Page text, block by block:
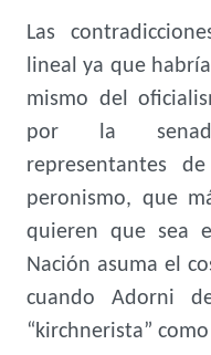
Las
lineal ya que
mismo del
por la
representantes
peronismo, que
quieren que sea
Nación asuma el
cuando Adorni
“kirchnerista”